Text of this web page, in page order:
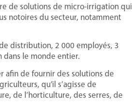
de solutions de micro-irrigation qui
notoires du secteur, notamment
distribution, 2 000 employés, 3
dans le monde entier.
afin de fournir des solutions de
qu’il s’agisse de
de l’horticulture, des serres, de